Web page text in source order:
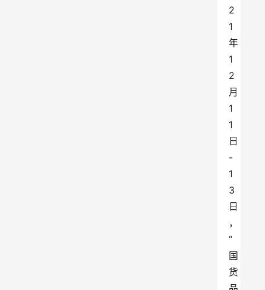
2
1
年
1
2
月
1
1
日
-
1
3
日
，
“
国
货